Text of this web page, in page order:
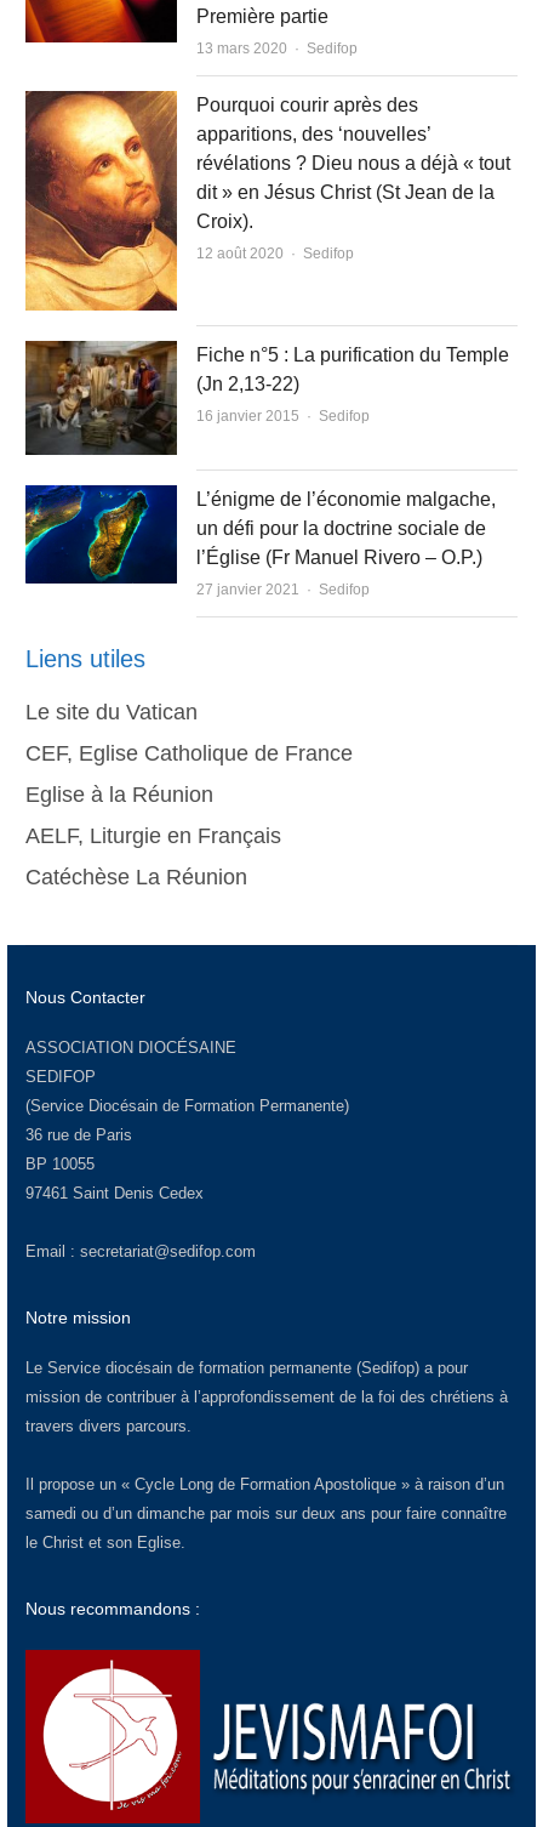
Première partie
13 mars 2020 Author
Sedifop
Pourquoi courir après des
apparitions, des ‘nouvelles’
révélations ? Dieu nous a déjà « tout
dit » en Jésus Christ (St Jean de la
Croix).
12 août 2020 Author
Sedifop
Fiche n°5 : La purification du Temple
(Jn 2,13-22)
16 janvier 2015 Author
Sedifop
L’énigme de l’économie malgache,
un défi pour la doctrine sociale de
l’Église (Fr Manuel Rivero – O.P.)
27 janvier 2021 Author
Sedifop
Liens utiles
Le site du Vatican
CEF, Eglise Catholique de France
Eglise à la Réunion
AELF, Liturgie en Français
Catéchèse La Réunion
Nous Contacter
ASSOCIATION DIOCÉSAINE
SEDIFOP
(Service Diocésain de Formation Permanente)
36 rue de Paris
BP 10055
97461 Saint Denis Cedex
Email : secretariat@sedifop.com
Notre mission
Le Service diocésain de formation permanente (Sedifop) a pour
mission de contribuer à l’approfondissement de la foi des chrétiens à
travers divers parcours.
Il propose un « Cycle Long de Formation Apostolique » à raison d’un
samedi ou d’un dimanche par mois sur deux ans pour faire connaître
le Christ et son Eglise.
Nous recommandons :